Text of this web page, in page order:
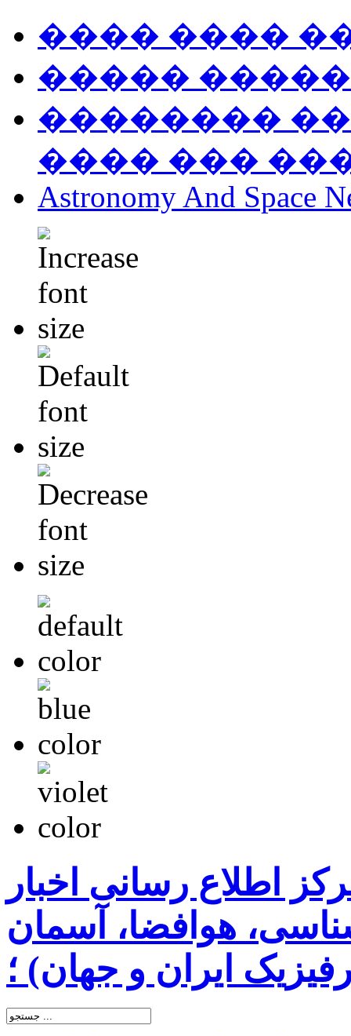
���� ����
�����
��������
���� ���
Astronomy And Space
اطلاع رسانی اخبار
هوافضا، آسمان
ایران و جهان) ؛